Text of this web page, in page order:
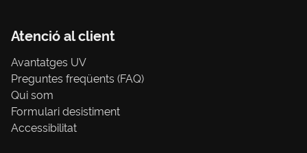
Atenció al client
Avantatges UV
Preguntes freqüents (FAQ)
Qui som
Formulari desistiment
Accessibilitat